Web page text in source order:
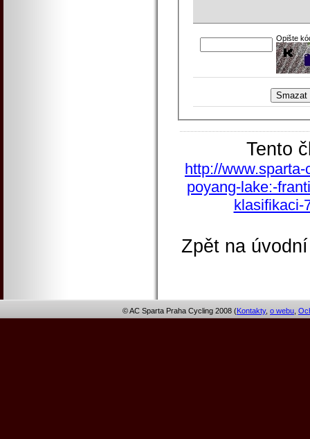
Opište
Tento
http://
poyang-lake:-
klasifikaci-
Zpět na
© AC Sparta Praha Cycling 2008 (Kontakty, o webu